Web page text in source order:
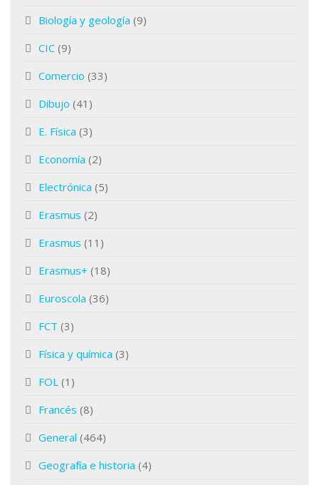
Biología y geología (9)
CIC (9)
Comercio (33)
Dibujo (41)
E. Física (3)
Economía (2)
Electrónica (5)
Erasmus (2)
Erasmus (11)
Erasmus+ (18)
Euroscola (36)
FCT (3)
Física y química (3)
FOL (1)
Francés (8)
General (464)
Geografía e historia (4)